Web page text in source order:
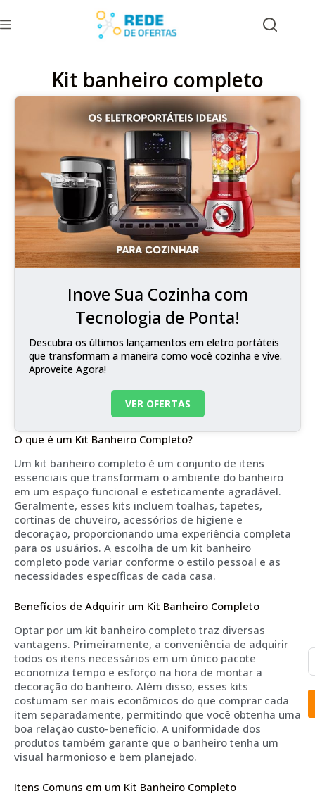
Kit banheiro completo
Inove Sua Cozinha com
Tecnologia de Ponta!
Descubra os últimos lançamentos em eletro portáteis
que transformam a maneira como você cozinha e vive.
Aproveite Agora!
VER OFERTAS
O que é um Kit Banheiro Completo?
Um kit banheiro completo é um conjunto de itens
essenciais que transformam o ambiente do banheiro
em um espaço funcional e esteticamente agradável.
Geralmente, esses kits incluem toalhas, tapetes,
cortinas de chuveiro, acessórios de higiene e
decoração, proporcionando uma experiência completa
para os usuários. A escolha de um kit banheiro
completo pode variar conforme o estilo pessoal e as
necessidades específicas de cada casa.
Benefícios de Adquirir um Kit Banheiro Completo
Optar por um kit banheiro completo traz diversas
vantagens. Primeiramente, a conveniência de adquirir
todos os itens necessários em um único pacote
economiza tempo e esforço na hora de montar a
decoração do banheiro. Além disso, esses kits
costumam ser mais econômicos do que comprar cada
item separadamente, permitindo que você obtenha uma
boa relação custo-benefício. A uniformidade dos
produtos também garante que o banheiro tenha um
visual harmonioso e bem planejado.
Itens Comuns em um Kit Banheiro Completo